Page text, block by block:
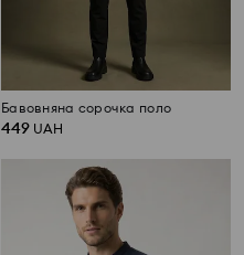
Бавовняна сорочка поло
449 UAH